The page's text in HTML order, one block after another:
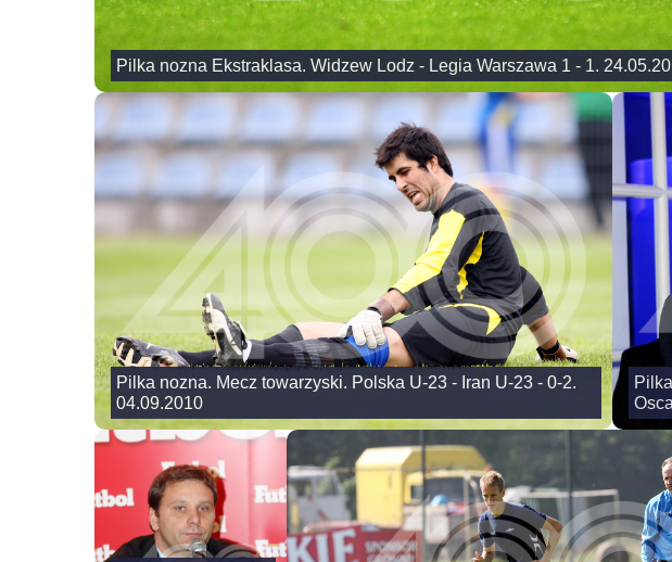
Pilka nozna Ekstraklasa. Widzew Lodz - Legia Warszawa 1 - 1.
Pilka nozna. Mecz towarzyski. Polska U-23 - Iran U-23 - 0-2.
04.09.2010